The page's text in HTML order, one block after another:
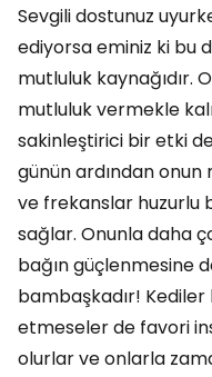
Sevgili dostunuz
ediyorsa eminiz ki bu
mutluluk kaynağıdır.
mutluluk vermekle
sakinleştirici bir etki
günün ardından onun
ve frekanslar huzurlu
sağlar. Onunla daha
bağın güçlenmesine
bambaşkadır!
etmeseler de favori
olurlar ve onlarla